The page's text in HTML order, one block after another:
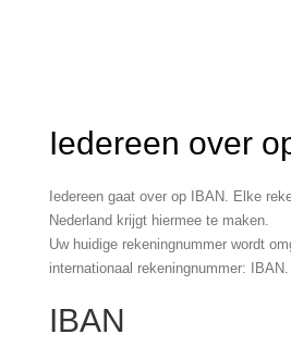
Iedereen over
Iedereen gaat over op IBAN. Elke
Nederland krijgt hiermee te maken.
Uw huidige rekeningnummer wordt
internationaal rekeningnummer: IBAN.
IBAN